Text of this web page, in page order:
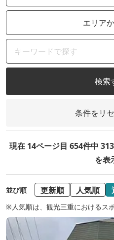
エリア
検索
条件をリ
現在 14ページ目 654件中
を表
並び順 更新順 人気順
※人気順は、観光三重におけるス